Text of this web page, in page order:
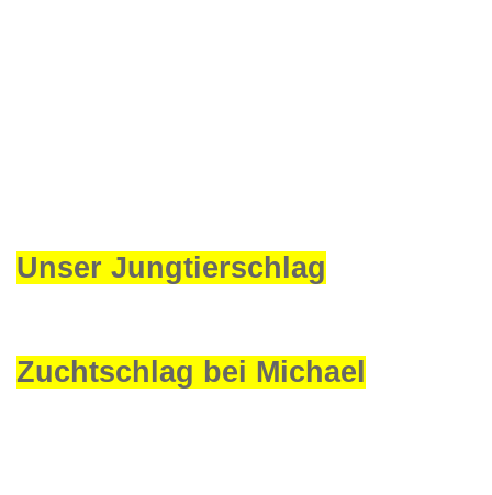
Unser Jungtierschlag
Zuchtschlag bei Michael